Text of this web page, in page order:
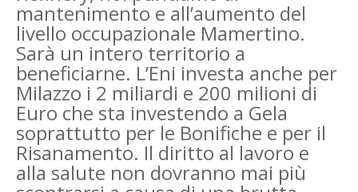
mantenimento e all’aumento del
livello occupazionale Mamertino.
Sarà un intero territorio a
beneficiarne. L’Eni investa anche per
Milazzo i 2 miliardi e 200 milioni di
Euro che sta investendo a Gela
soprattutto per le Bonifiche e per il
Risanamento. Il diritto al lavoro e
alla salute non dovranno mai più